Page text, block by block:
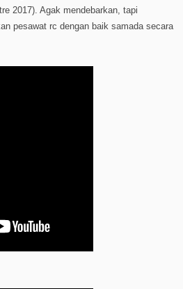
2017). Agak mendebarkan, tapi
pesawat rc dengan baik samada secara